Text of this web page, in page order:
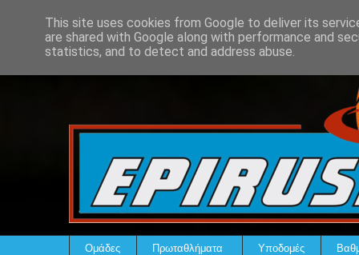
Ομάδες Πρωταθλήματα Υποδομές
This site uses cookies from Google to deliver its
are shared with Google along with performance and
statistics, and to detect and address abuse.